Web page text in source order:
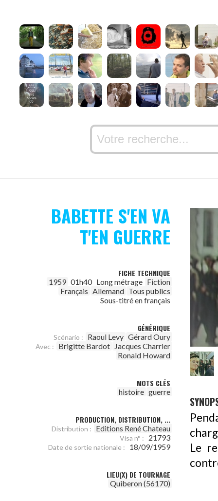
BABETTE S'EN VA
T'EN GUERRE
FICHE TECHNIQUE
1959 01h40 Long métrage Fiction
Français Allemand Tous publics
Sous-titré en français
GÉNÉRIQUE
Scénario : Raoul Levy Gérard Oury
Avec : Brigitte Bardot Jacques Charrier
Ronald Howard
MOTS CLÉS
histoire guerre
PRODUCTION, DISTRIBUTION, ...
Distribution : Editions René Chateau
Visa n° : 21793
Date de sortie nationale : 18/09/1959
LIEU(X) DE TOURNAGE
Quiberon (56170)
Le